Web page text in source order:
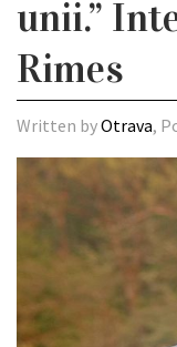
unii.”
Rimes
Written byOtrava,